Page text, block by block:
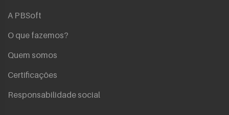
A PBSoft
O que fazemos?
Quem somos
Certificações
Responsabilidade social